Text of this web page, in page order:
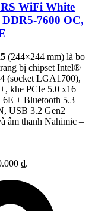
WiFi White
7600 OC,
(244×244 mm) là bo
bị chipset Intel®
(socket LGA1700),
khe PCIe 5.0 x16
+ Bluetooth 5.3
USB 3.2 Gen2
âm thanh Nahimic –
₫.